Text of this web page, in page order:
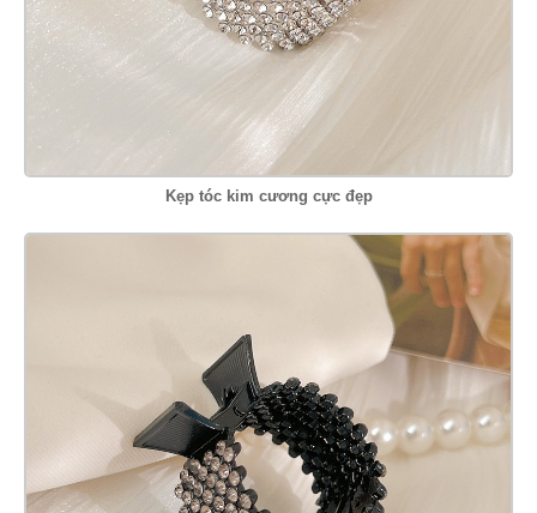
Kẹp tóc kim cương cực đẹp